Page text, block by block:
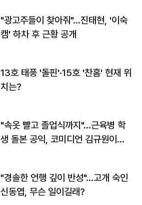
"광고주들이 찾아줘"…진태현, '이숙
캠' 하차 후 근황 공개
13호 태풍 '돌핀'·15호 '찬홈' 현재 위
치는?
"속옷 빨고 졸업식까지"…근육병 학
생 돌본 공익, 코미디언 김규원이었
"경솔한 언행 깊이 반성"…고개 숙인
신동엽, 무슨 일이길래?